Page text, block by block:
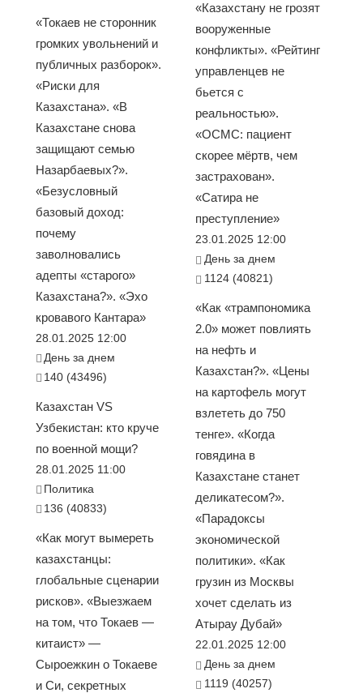
«Токаев не сторонник
громких увольнений и
публичных разборок».
«Риски для
Казахстана». «В
Казахстане снова
защищают семью
Назарбаевых?».
«Безусловный
базовый доход:
почему
заволновались
адепты «старого»
Казахстана?». «Эхо
кровавого Кантара»
28.01.2025 12:00
День за днем
140 (43496)
Казахстан VS
Узбекистан: кто круче
по военной мощи?
28.01.2025 11:00
Политика
136 (40833)
«Как могут вымереть
казахстанцы:
глобальные сценарии
рисков». «Выезжаем
на том, что Токаев —
китаист» —
Сыроежкин о Токаеве
и Си, секретных
«Казахстану не грозят
вооруженные
конфликты». «Рейтинг
управленцев не
бьется с
реальностью».
«ОСМС: пациент
скорее мёртв, чем
застрахован».
«Сатира не
преступление»
23.01.2025 12:00
День за днем
1124 (40821)
«Как «трампономика
2.0» может повлиять
на нефть и
Казахстан?». «Цены
на картофель могут
взлететь до 750
тенге». «Когда
говядина в
Казахстане станет
деликатесом?».
«Парадоксы
экономической
политики». «Как
грузин из Москвы
хочет сделать из
Атырау Дубай»
22.01.2025 12:00
День за днем
1119 (40257)